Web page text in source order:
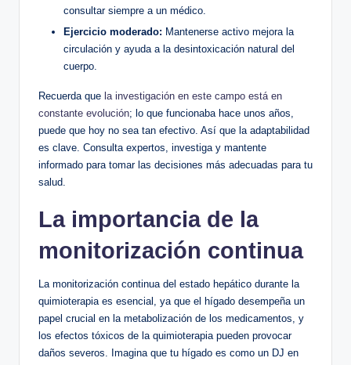
consultar siempre a un médico.
Ejercicio moderado: Mantenerse activo mejora la
circulación y ayuda a la desintoxicación natural del
cuerpo.
Recuerda que la investigación en este campo está en
constante evolución; lo que funcionaba hace unos años,
puede que hoy no sea tan efectivo. Así que la adaptabilidad
es clave. Consulta expertos, investiga y mantente
informado para tomar las decisiones más adecuadas para tu
salud.
La importancia de la
monitorización continua
La monitorización continua del estado hepático durante la
quimioterapia es esencial, ya que el hígado desempeña un
papel crucial en la metabolización de los medicamentos, y
los efectos tóxicos de la quimioterapia pueden provocar
daños severos. Imagina que tu hígado es como un DJ en